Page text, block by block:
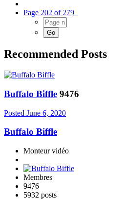
Page 202 of 279
Recommended Posts
Buffalo Biffle 9476
Posted June 6, 2020
Buffalo Biffle
Monteur vidéo
Membres
9476
5932 posts